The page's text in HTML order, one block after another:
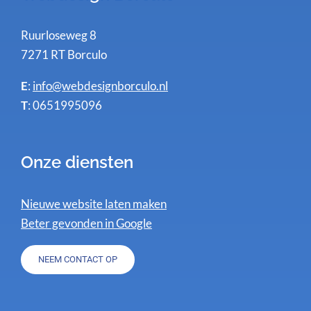
Ruurloseweg 8
7271 RT Borculo
E: info@webdesignborculo.nl
T: 0651995096
Onze diensten
Nieuwe website laten maken
Beter gevonden in Google
NEEM CONTACT OP